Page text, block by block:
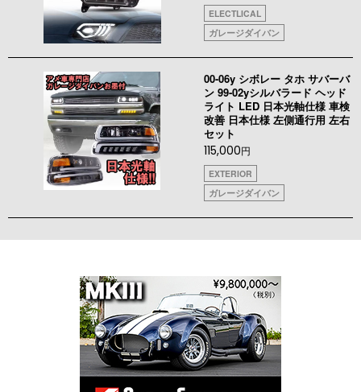
ELECTLICAL
ガレージダイバン
00-06y シボレー タホ サバーバ
ン 99-02yシルバラード ヘッド
ライト LED 日本光軸仕様 車検
改善 日本仕様 左側通行用 左右
セット
115,000円
EXTERIOR
ガレージダイバン